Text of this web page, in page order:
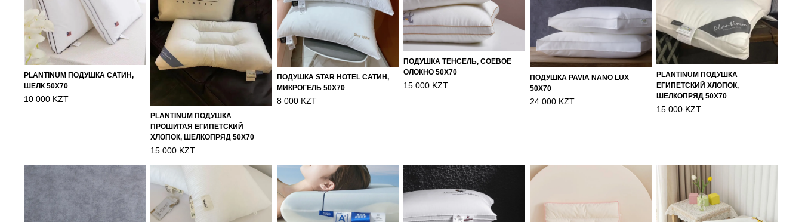
PLANTINUM ПОДУШКА САТИН,
ШЕЛК 50Х70
10 000 KZT
PLANTINUM ПОДУШКА
ПРОШИТАЯ ЕГИПЕТСКИЙ
ХЛОПОК, ШЕЛКОПРЯД 50Х70
15 000 KZT
ПОДУШКА STAR HOTEL САТИН,
МИКРОГЕЛЬ 50Х70
8 000 KZT
ПОДУШКА ТЕНСЕЛЬ, СОЕВОЕ
ОЛОКНО 50Х70
15 000 KZT
ПОДУШКА PAVIA NANO LUX
50X70
24 000 KZT
PLANTINUM ПОДУШКА
ЕГИПЕТСКИЙ ХЛОПОК,
ШЕЛКОПРЯД 50Х70
15 000 KZT